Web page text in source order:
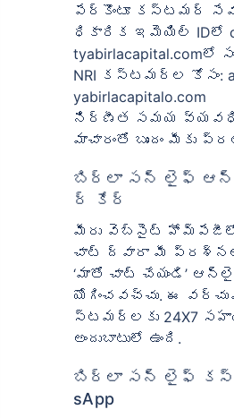
పేర్కొంటూ కస్టమర్
ధికారిక ఇమెయిల్ IDలో
tyabirlacapital.comలో
NRI కస్టమర్ల కోసం:
yabirlacapitalo.com
నిర్ణీత సమయ
మాచారంతో బృందం మీకు
బిర్లా సన్ లైఫ్
ర్ కేర్
మీరు వెబ్‌సైట్
చాట్ ద్వారా మీ
‘మాతో చాట్ చేయండి’
యోగించవచ్చు. ఈ
స్టమర్‌లకు 24X7
అందుబాటులో ఉంది.
బిర్లా సన్ లైఫ్
sApp